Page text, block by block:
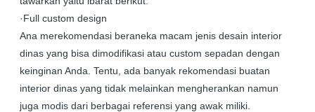
·Full custom design
Ana merekomendasi beraneka macam jenis desain interior
dinas yang bisa dimodifikasi atau custom sepadan dengan
keinginan Anda. Tentu, ada banyak rekomendasi buatan
interior dinas yang tidak melainkan mengherankan namun
juga modis dari berbagai referensi yang awak miliki.